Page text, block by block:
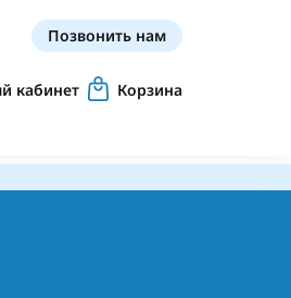
Позвонить нам
кабинет Корзина